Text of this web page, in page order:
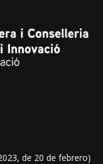
de 20 de febrero)